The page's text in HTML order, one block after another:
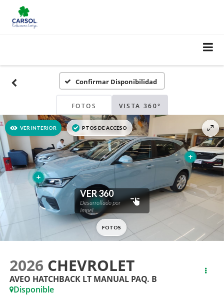
Confirmar Disponibilidad
FOTOS VISTA 360°
2026 CHEVROLET
AVEO HATCHBACK LT MANUAL PAQ. B
Disponible